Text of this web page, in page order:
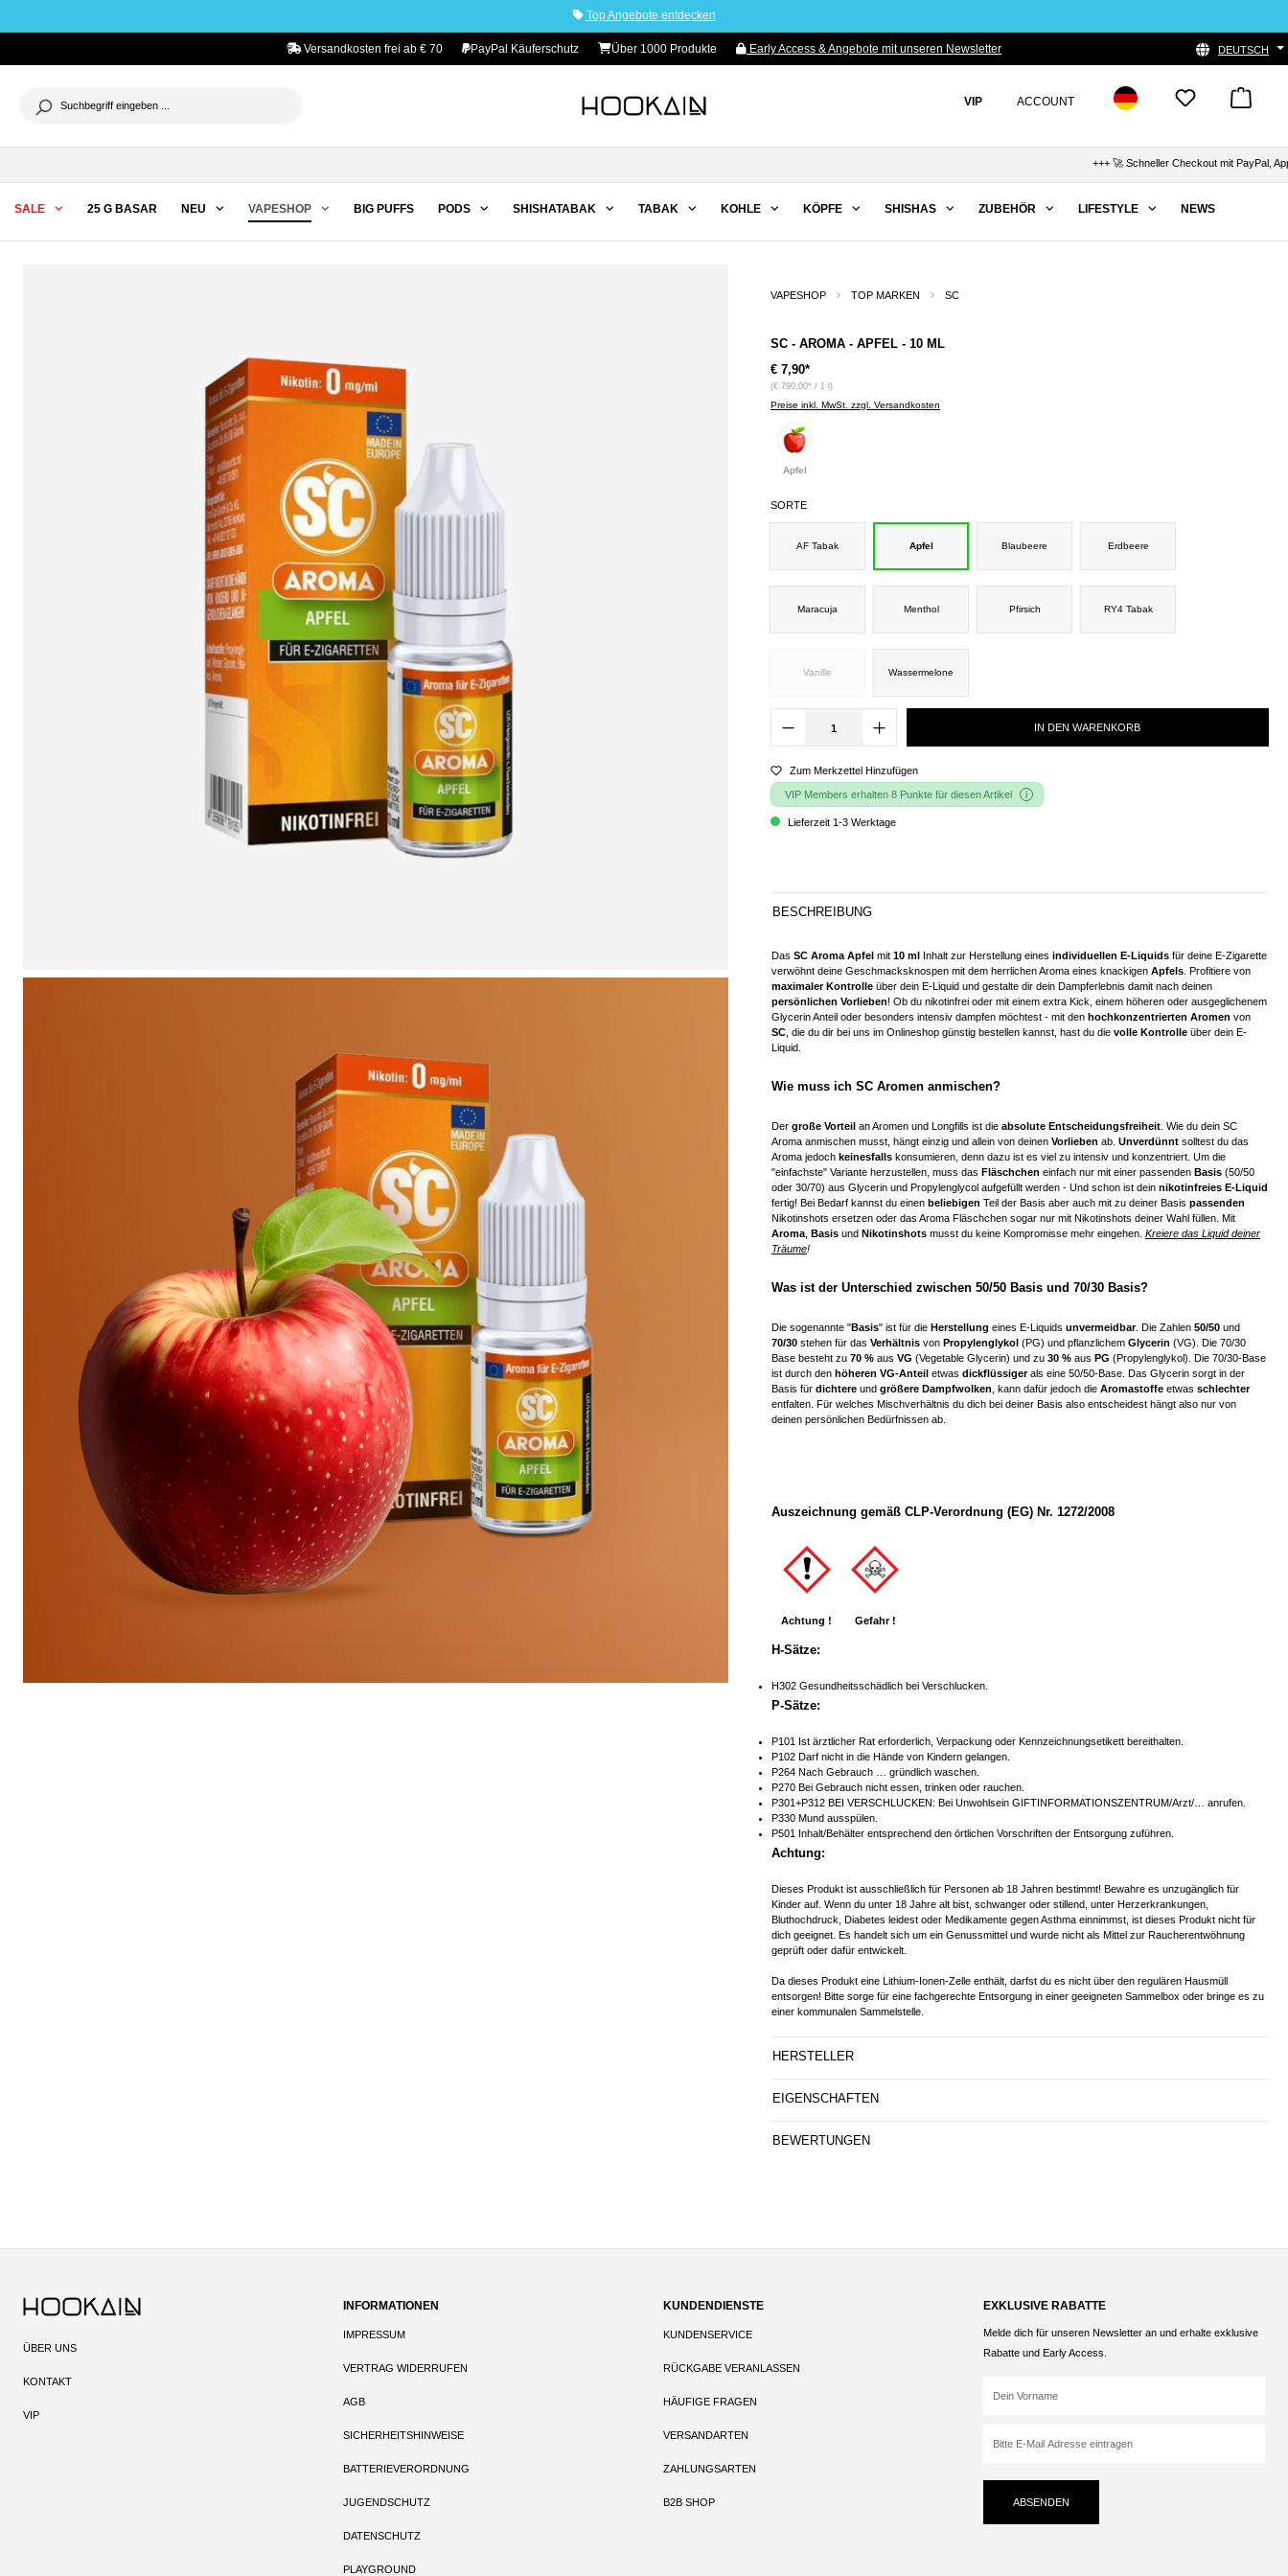
Top Angebote entdecken
Versandkosten frei ab € 70 PayPal Käuferschutz Über 1000 Produkte Early Access & Angebote mit unseren Newsletter DEUTSCH
VIP ACCOUNT
+++ 🚀 Schneller Checkout mit PayPal, Apple
SALE 25 G BASAR NEU VAPESHOP BIG PUFFS PODS SHISHATABAK TABAK KOHLE KÖPFE SHISHAS ZUBEHÖR LIFESTYLE NEWS
VAPESHOP TOP MARKEN SC
SC - AROMA - APFEL - 10 ML
€ 7,90*
(€ 790,00* / 1 l)
Preise inkl. MwSt. zzgl. Versandkosten
Apfel
SORTE
AF Tabak Apfel Blaubeere Erdbeere
Maracuja Menthol Pfirsich RY4 Tabak
Vanille Wassermelone
IN DEN WARENKORB
Zum Merkzettel Hinzufügen
VIP Members erhalten 8 Punkte für diesen Artikel
Lieferzeit 1-3 Werktage
BESCHREIBUNG
Das SC Aroma Apfel mit 10 ml Inhalt zur Herstellung eines individuellen E-Liquids für deine E-Zigarette
verwöhnt deine Geschmacksknospen mit dem herrlichen Aroma eines knackigen Apfels . Profitiere von
maximaler Kontrolle über dein E-Liquid und gestalte dir dein Dampferlebnis damit nach deinen
persönlichen Vorlieben! Ob du nikotinfrei oder mit einem extra Kick, einem höheren oder ausgeglichenem
Glycerin Anteil oder besonders intensiv dampfen möchtest - mit den hochkonzentrierten Aromen von
SC , die du dir bei uns im Onlineshop günstig bestellen kannst, hast du die volle Kontrolle über dein E-
Liquid.
Wie muss ich SC Aromen anmischen?
Der große Vorteil an Aromen und Longfills ist die absolute Entscheidungsfreiheit . Wie du dein SC
Aroma anmischen musst, hängt einzig und allein von deinen Vorlieben ab. Unverdünnt solltest du das
Aroma jedoch keinesfalls konsumieren, denn dazu ist es viel zu intensiv und konzentriert. Um die
"einfachste" Variante herzustellen, muss das Fläschchen einfach nur mit einer passenden Basis (50/50
oder 30/70) aus Glycerin und Propylenglycol aufgefüllt werden - Und schon ist dein nikotinfreies E-Liquid
fertig! Bei Bedarf kannst du einen beliebigen Teil der Basis aber auch mit zu deiner Basis passenden
Nikotinshots ersetzen oder das Aroma Fläschchen sogar nur mit Nikotinshots deiner Wahl füllen. Mit
Aroma Basis und Nikotinshots musst du keine Kompromisse mehr eingehen. Kreiere das Liquid deiner
Träume!
Was ist der Unterschied zwischen 50/50 Basis und 70/30 Basis?
Die sogenannte "Basis" ist für die Herstellung eines E-Liquids unvermeidbar. Die Zahlen 50/50 und
70/30 stehen für das Verhältnis von Propylenglykol (PG) und pflanzlichem Glycerin (VG). Die 70/30
Base besteht zu 70 % aus VG (Vegetable Glycerin) und zu 30 % aus PG (Propylenglykol). Die 70/30-Base
ist durch den höheren VG-Anteil etwas dickflüssigerals eine 50/50-Base. Das Glycerin sorgt in der
Basis für dichtere und größere Dampfwolken , kann dafür jedoch die Aromastoffe etwas schlechter
entfalten. Für welches Mischverhältnis du dich bei deiner Basis also entscheidest hängt also nur von
deinen persönlichen Bedürfnissen ab.
Auszeichnung gemäß CLP-Verordnung (EG) Nr. 1272/2008
Achtung ! Gefahr !
H-Sätze:
H302 Gesundheitsschädlich bei Verschlucken.
P-Sätze:
P101 Ist ärztlicher Rat erforderlich, Verpackung oder Kennzeichnungsetikett bereithalten.
P102 Darf nicht in die Hände von Kindern gelangen.
P264 Nach Gebrauch … gründlich waschen.
P270 Bei Gebrauch nicht essen, trinken oder rauchen.
P301+P312 BEI VERSCHLUCKEN: Bei Unwohlsein GIFTINFORMATIONSZENTRUM/Arzt/… anrufen.
P330 Mund ausspülen.
P501 Inhalt/Behälter entsprechend den örtlichen Vorschriften der Entsorgung zuführen.
Achtung:
Dieses Produkt ist ausschließlich für Personen ab 18 Jahren bestimmt! Bewahre es unzugänglich für
Kinder auf. Wenn du unter 18 Jahre alt bist, schwanger oder stillend, unter Herzerkrankungen,
Bluthochdruck, Diabetes leidest oder Medikamente gegen Asthma einnimmst, ist dieses Produkt nicht für
dich geeignet. Es handelt sich um ein Genussmittel und wurde nicht als Mittel zur Raucherentwöhnung
geprüft oder dafür entwickelt.
Da dieses Produkt eine Lithium-Ionen-Zelle enthält, darfst du es nicht über den regulären Hausmüll
entsorgen! Bitte sorge für eine fachgerechte Entsorgung in einer geeigneten Sammelbox oder bringe es zu
einer kommunalen Sammelstelle.
HERSTELLER
EIGENSCHAFTEN
BEWERTUNGEN
ÜBER UNS
KONTAKT
VIP
INFORMATIONEN
IMPRESSUM
VERTRAG WIDERRUFEN
AGB
SICHERHEITSHINWEISE
BATTERIEVERORDNUNG
JUGENDSCHUTZ
DATENSCHUTZ
PLAYGROUND
KUNDENDIENSTE
KUNDENSERVICE
RÜCKGABE VERANLASSEN
HÄUFIGE FRAGEN
VERSANDARTEN
ZAHLUNGSARTEN
B2B SHOP
EXKLUSIVE RABATTE
Melde dich für unseren Newsletter an und erhalte exklusive
Rabatte und Early Access.
ABSENDEN